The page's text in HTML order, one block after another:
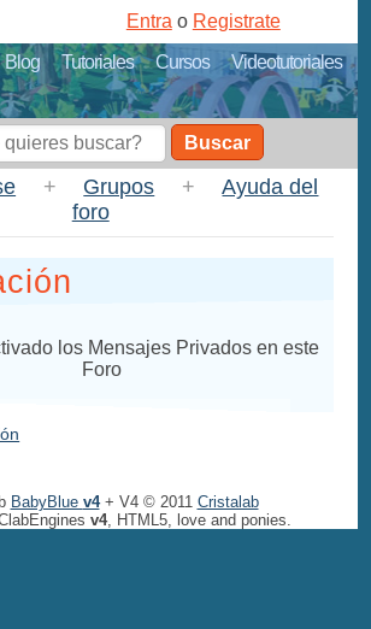
Blog Tutoriales Cursos
Videotutoriales
Entra o Registrate
Buscar
+ Grupos +
Ayuda del
foro
los Mensajes Privados en este
Foro
BabyBlue v4+ V4 © 2011 Cristalab
v4, HTML5, love and ponies.